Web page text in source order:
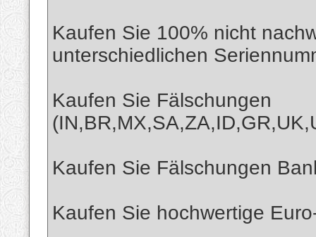
Kaufen Sie 100% nicht
unterschiedlichen
Kaufen Sie Fälschungen
Kaufen Sie Fälschungen
Kaufen Sie hochwertige